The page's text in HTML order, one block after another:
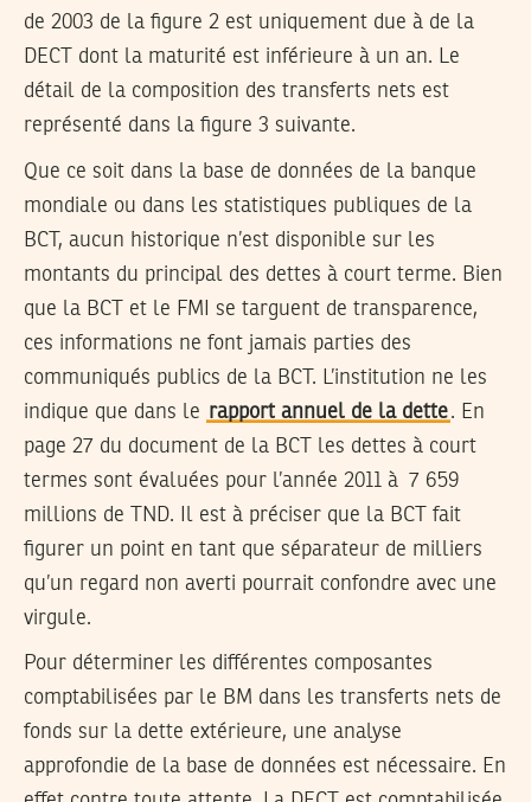
de 2003 de la figure 2 est uniquement due à de la
DECT dont la maturité est inférieure à un an. Le
détail de la composition des transferts nets est
représenté dans la figure 3 suivante.
Que ce soit dans la base de données de la banque
mondiale ou dans les statistiques publiques de la
BCT, aucun historique n’est disponible sur les
montants du principal des dettes à court terme. Bien
que la BCT et le FMI se targuent de transparence,
ces informations ne font jamais parties des
communiqués publics de la BCT. L’institution ne les
indique que dans le rapport annuel de la dette. En
page 27 du document de la BCT les dettes à court
termes sont évaluées pour l’année 2011 à 7 659
millions de TND. Il est à préciser que la BCT fait
figurer un point en tant que séparateur de milliers
qu’un regard non averti pourrait confondre avec une
virgule.
Pour déterminer les différentes composantes
comptabilisées par le BM dans les transferts nets de
fonds sur la dette extérieure, une analyse
approfondie de la base de données est nécessaire. En